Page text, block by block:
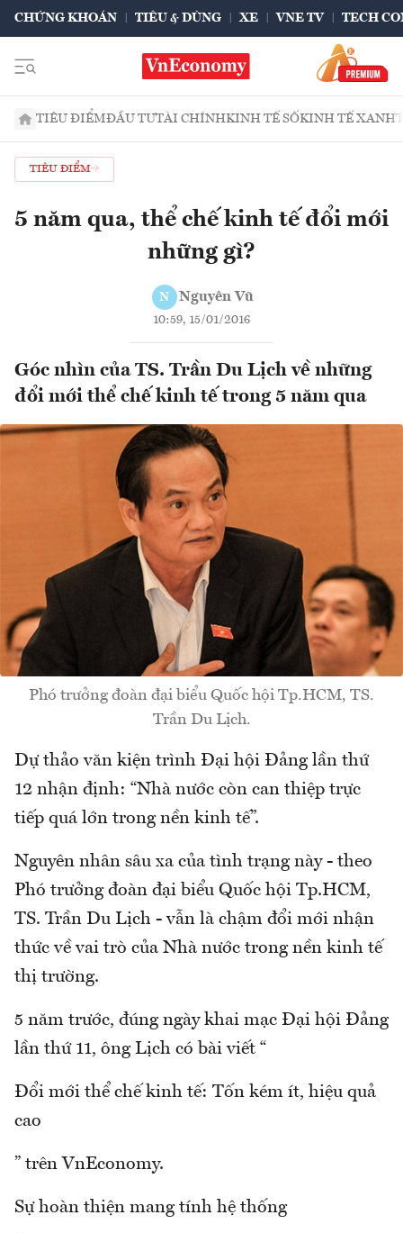
CHỨNG KHOÁN TIÊU & DÙNG XE VNE TV TECH
TIÊU ĐIỂMĐẦU TƯTÀI CHÍNHKINH TẾ SỐKINH TẾ XANH
TIÊU ĐIỂM
5 năm qua, thể chế kinh tế đổi mới
những gì?
N Nguyên Vũ
10:59, 15/01/2016
Góc nhìn của TS. Trần Du Lịch về những
đổi mới thể chế kinh tế trong 5 năm qua
Phó trưởng đoàn đại biểu Quốc hội Tp.HCM, TS.
Trần Du Lịch.
Dự thảo văn kiện trình Đại hội Đảng lần thứ
12 nhận định: “Nhà nước còn can thiệp trực
tiếp quá lớn trong nền kinh tế”.
Nguyên nhân sâu xa của tình trạng này - theo
Phó trưởng đoàn đại biểu Quốc hội Tp.HCM,
TS. Trần Du Lịch - vẫn là chậm đổi mới nhận
thức về vai trò của Nhà nước trong nền kinh tế
thị trường.
5 năm trước, đúng ngày khai mạc Đại hội Đảng
lần thứ 11, ông Lịch có bài viết “
Đổi mới thể chế kinh tế: Tốn kém ít, hiệu quả
cao
” trên VnEconomy.
Sự hoàn thiện mang tính hệ thống